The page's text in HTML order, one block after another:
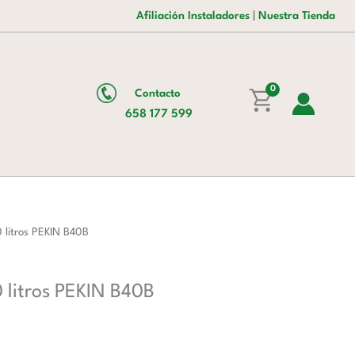
Afiliación Instaladores Nuestra Tienda
Contacto
658 177 599
0
PEKIN B40B
PEKIN B40B
2.381,00 €.1.464,00 €.
Planetaria
40
B40B
cantidad